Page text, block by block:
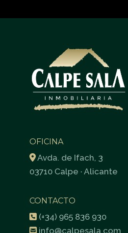
OFICINA
Avda. de Ifach, 3
03710 Calpe · Alicante
CONTACTO
(+34) 965 836 930
info@calpesala.com